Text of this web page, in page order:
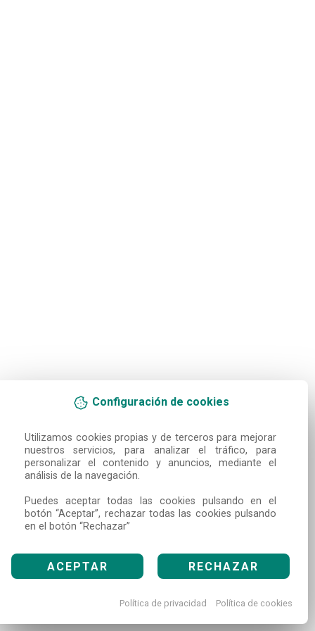
Configuración de cookies
Utilizamos cookies propias y de terceros para mejorar
nuestros servicios, para analizar el tráfico, para
personalizar el contenido y anuncios, mediante el
análisis de la navegación.
Puedes aceptar todas las cookies pulsando en el
botón “Aceptar”, rechazar todas las cookies pulsando
en el botón “Rechazar”
ACEPTAR RECHAZAR
Política de privacidad Política de cookies